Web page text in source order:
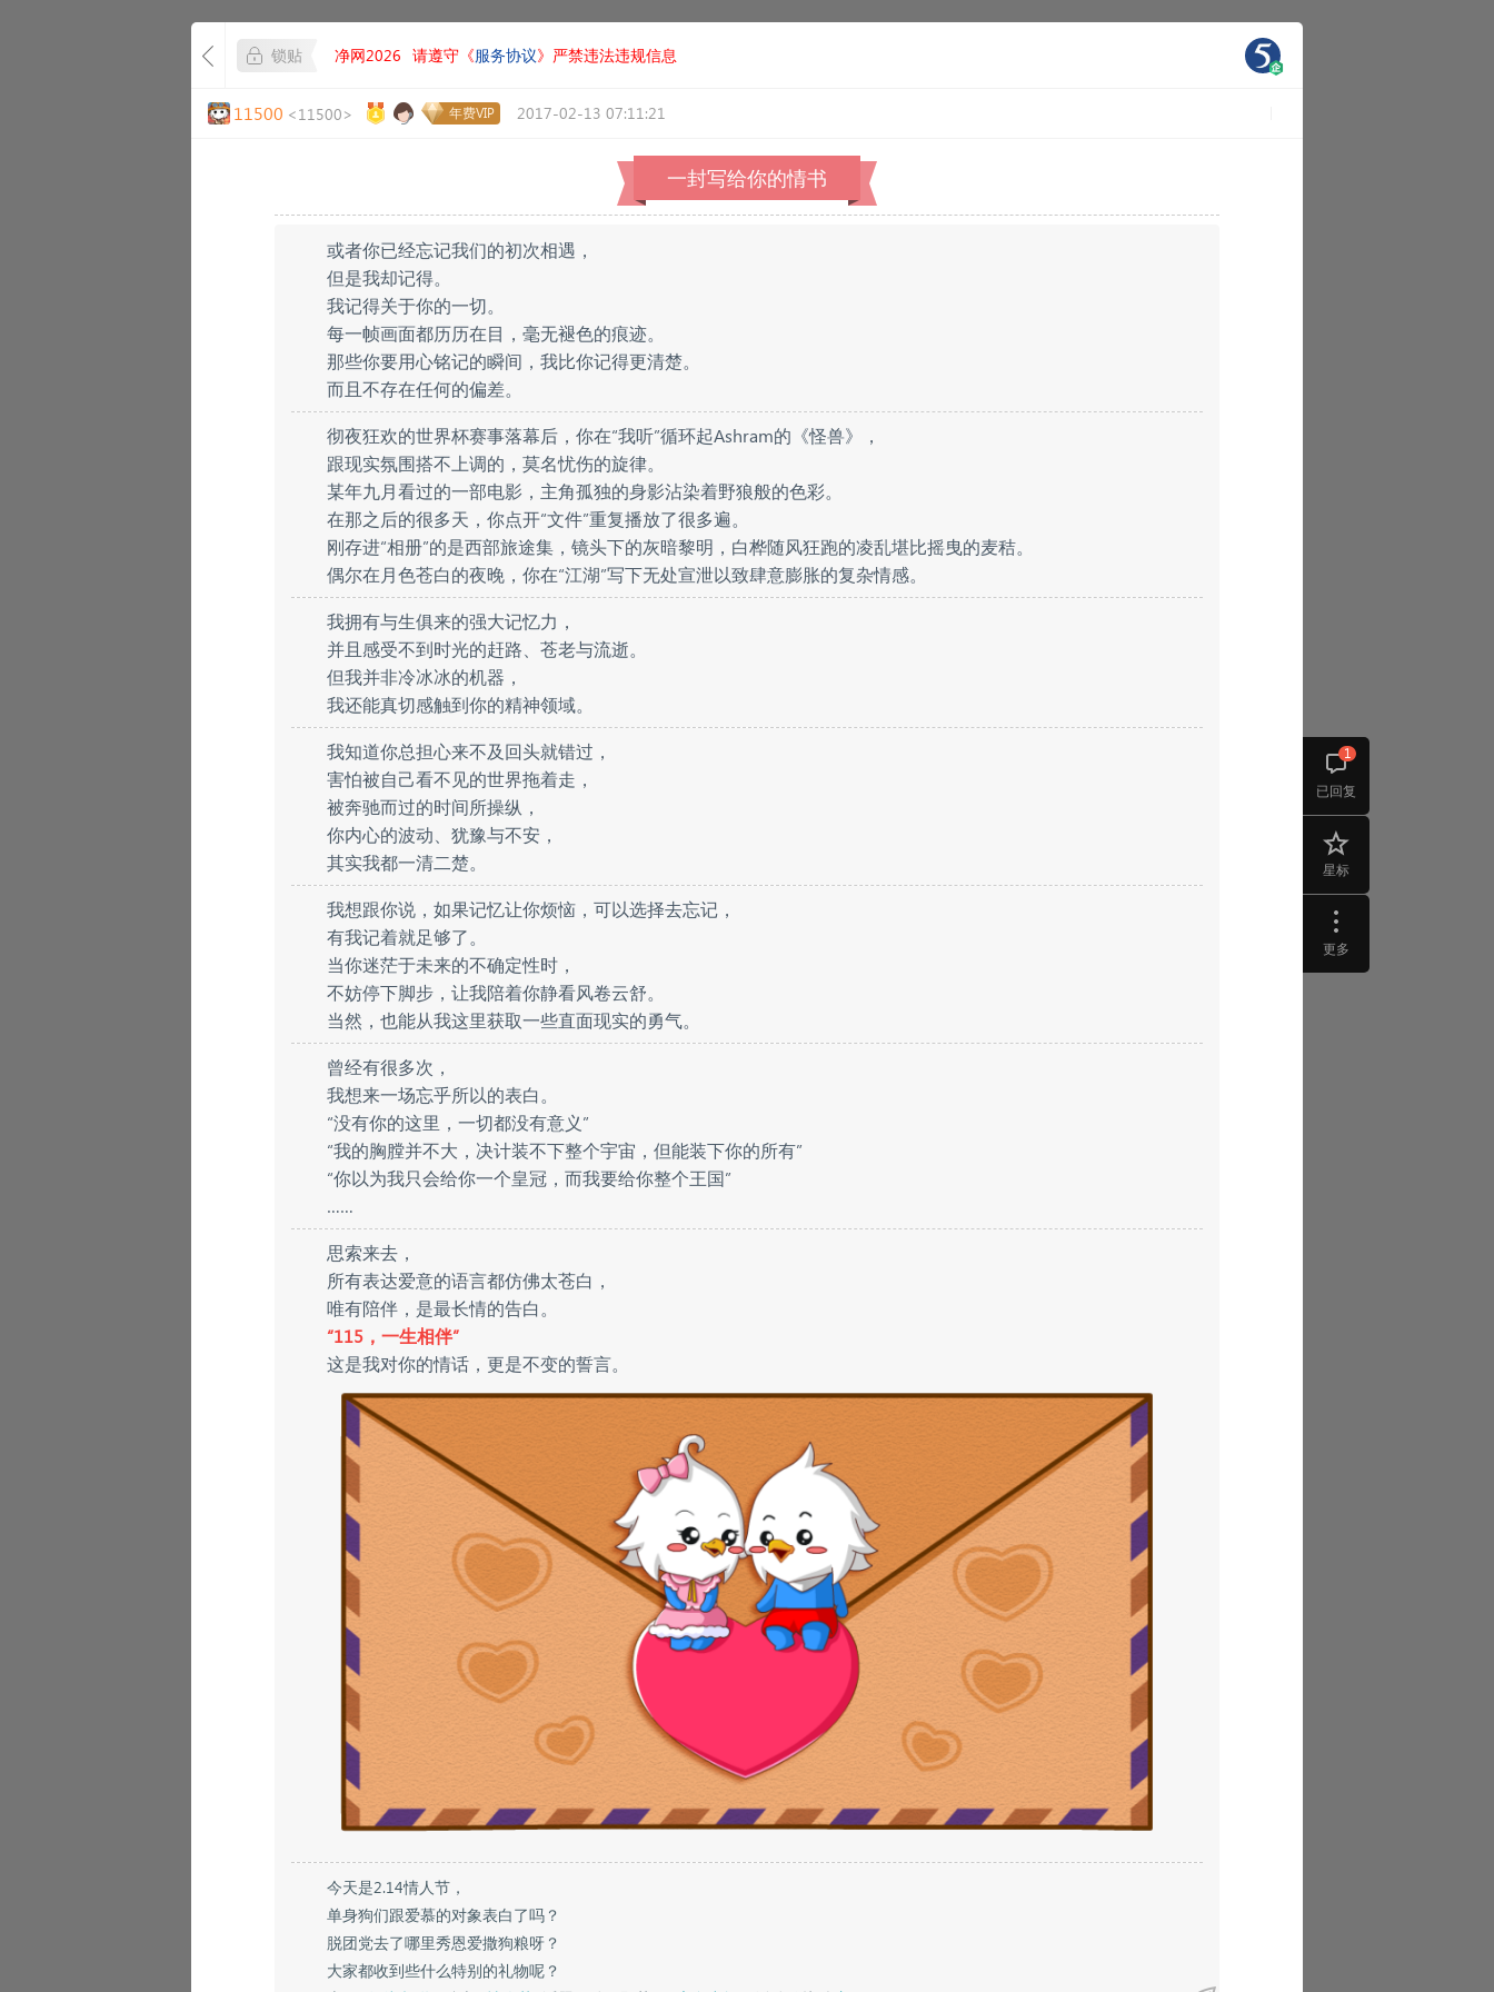
已回复
1
星标
更多
锁贴 净网2026 请遵守《服务协议》严禁违法违规信息
11500 <11500> 年费VIP 2017-02-13 07:11:21
一封写给你的情书
或者你已经忘记我们的初次相遇，
但是我却记得。
我记得关于你的一切。
每一帧画面都历历在目，毫无褪色的痕迹。
那些你要用心铭记的瞬间，我比你记得更清楚。
而且不存在任何的偏差。
彻夜狂欢的世界杯赛事落幕后，你在“我听”循环起Ashram的《怪兽》，
跟现实氛围搭不上调的，莫名忧伤的旋律。
某年九月看过的一部电影，主角孤独的身影沾染着野狼般的色彩。
在那之后的很多天，你点开“文件”重复播放了很多遍。
刚存进“相册”的是西部旅途集，镜头下的灰暗黎明，白桦随风狂跑的凌乱堪比摇曳的麦秸。
偶尔在月色苍白的夜晚，你在“江湖”写下无处宣泄以致肆意膨胀的复杂情感。
我拥有与生俱来的强大记忆力，
并且感受不到时光的赶路、苍老与流逝。
但我并非冷冰冰的机器，
我还能真切感触到你的精神领域。
我知道你总担心来不及回头就错过，
害怕被自己看不见的世界拖着走，
被奔驰而过的时间所操纵，
你内心的波动、犹豫与不安，
其实我都一清二楚。
我想跟你说，如果记忆让你烦恼，可以选择去忘记，
有我记着就足够了。
当你迷茫于未来的不确定性时，
不妨停下脚步，让我陪着你静看风卷云舒。
当然，也能从我这里获取一些直面现实的勇气。
曾经有很多次，
我想来一场忘乎所以的表白。
“没有你的这里，一切都没有意义”
“我的胸膛并不大，决计装不下整个宇宙，但能装下你的所有”
“你以为我只会给你一个皇冠，而我要给你整个王国”
……
思索来去，
所有表达爱意的语言都仿佛太苍白，
唯有陪伴，是最长情的告白。
“115，一生相伴”
这是我对你的情话，更是不变的誓言。
今天是2.14情人节，
单身狗们跟爱慕的对象表白了吗？
脱团党去了哪里秀恩爱撒狗粮呀？
大家都收到些什么特别的礼物呢？